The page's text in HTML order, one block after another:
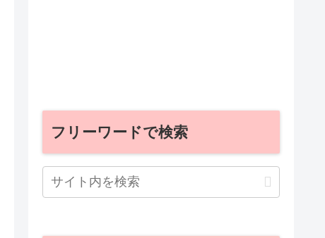
フリーワードで検索